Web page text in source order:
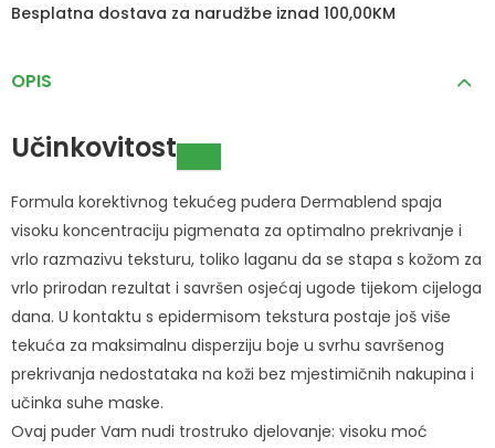
Besplatna dostava za narudžbe iznad 100,00KM
OPIS
Učinkovitost
Formula korektivnog tekućeg pudera Dermablend spaja
visoku koncentraciju pigmenata za optimalno prekrivanje i
vrlo razmazivu teksturu, toliko laganu da se stapa s kožom za
vrlo prirodan rezultat i savršen osjećaj ugode tijekom cijeloga
dana. U kontaktu s epidermisom tekstura postaje još više
tekuća za maksimalnu disperziju boje u svrhu savršenog
prekrivanja nedostataka na koži bez mjestimičnih nakupina i
učinka suhe maske.
Ovaj puder Vam nudi trostruko djelovanje: visoku moć